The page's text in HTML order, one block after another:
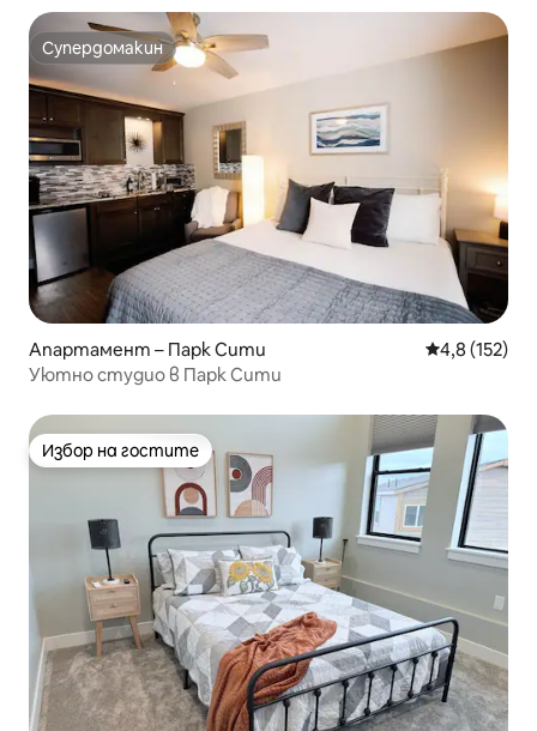
Супердомакин
Супердомакин
Апартамент – Парк Сити Средна
4,8 (152)
Уютно студио в Парк Сити
Избор на гостите
Избор на гостите